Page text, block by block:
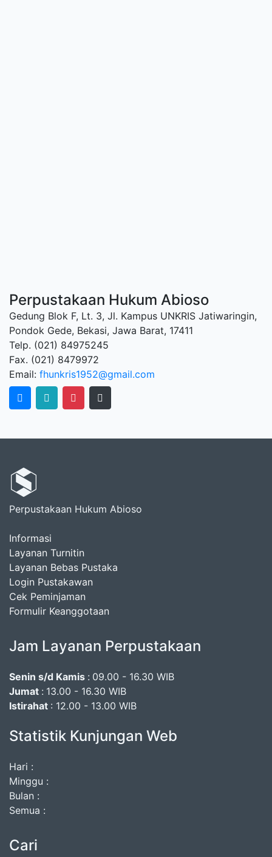
Perpustakaan Hukum Abioso
Gedung Blok F, Lt. 3, Jl. Kampus UNKRIS Jatiwaringin,
Pondok Gede, Bekasi, Jawa Barat, 17411
Telp. (021) 84975245
Fax. (021) 8479972
Email: fhunkris1952@gmail.com
Perpustakaan Hukum Abioso
Informasi
Layanan Turnitin
Layanan Bebas Pustaka
Login Pustakawan
Cek Peminjaman
Formulir Keanggotaan
Jam Layanan Perpustakaan
Senin s/d Kamis : 09.00 - 16.30 WIB
Jumat : 13.00 - 16.30 WIB
Istirahat : 12.00 - 13.00 WIB
Statistik Kunjungan Web
Hari :
Minggu :
Bulan :
Semua :
Cari